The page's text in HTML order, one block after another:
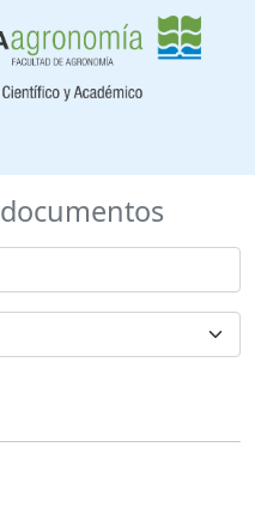
documentos